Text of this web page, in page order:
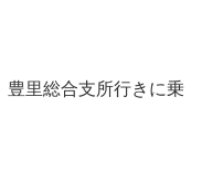
豊里総合支所行きに乗